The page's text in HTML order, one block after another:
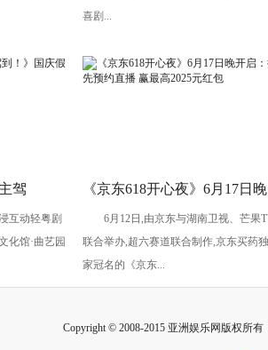
喜剧...
驾
互动轻粤剧
化馆·曲艺园
《京东618开心夜》6月17日晚
开启：抢先预约直播 赢最高
2025元红包
6月12日,由京东与湖南卫视、芒果
联合举办,超六赛道联合制作,京东买药独
家冠名的《京东...
Copyright © 2008-2015 亚洲娱乐网版权所